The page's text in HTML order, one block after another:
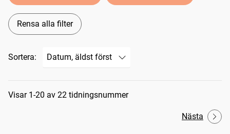
Rensa alla filter
Sortera:
Sökresultat
Visar 1-20 av 22 tidningsnummer
Nästa